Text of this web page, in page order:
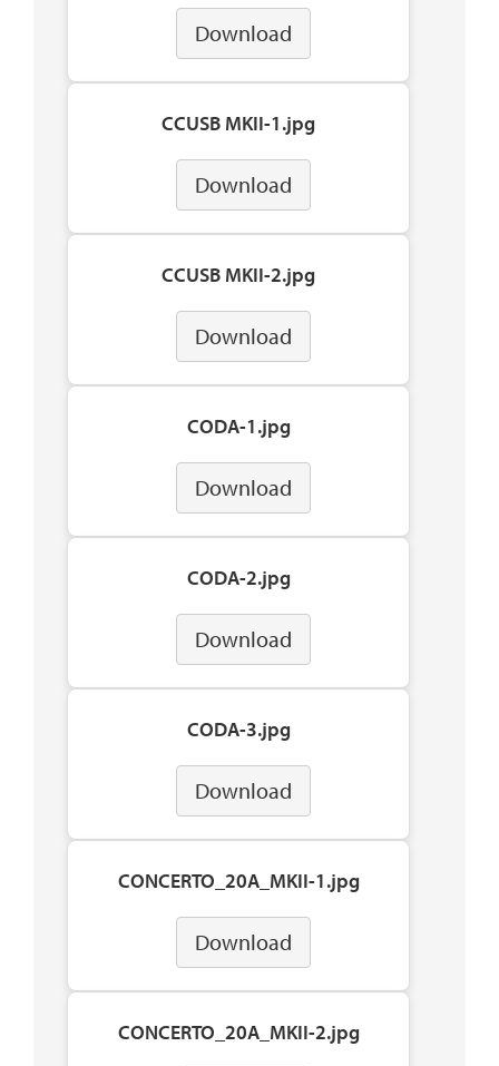
Download
CCUSB MKII-1.jpg
Download
CCUSB MKII-2.jpg
Download
CODA-1.jpg
Download
CODA-2.jpg
Download
CODA-3.jpg
Download
CONCERTO_20A_MKII-1.jpg
Download
CONCERTO_20A_MKII-2.jpg